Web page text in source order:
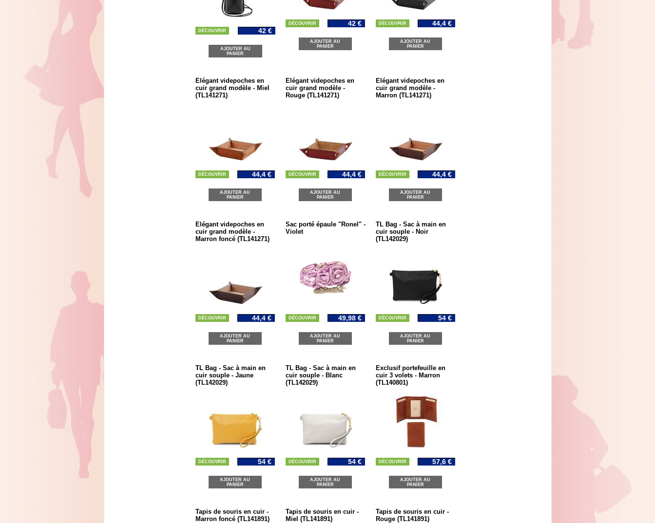
DÉCOUVRIR 42 €
AJOUTER AU
PANIER
DÉCOUVRIR 42 €
AJOUTER AU
PANIER
DÉCOUVRIR 44,4 €
AJOUTER AU
PANIER
Elégant videpoches en
cuir grand modèle - Miel
(TL141271)
DÉCOUVRIR 44,4 €
AJOUTER AU
PANIER
Elégant videpoches en
cuir grand modèle -
Rouge (TL141271)
DÉCOUVRIR 44,4 €
AJOUTER AU
PANIER
Elégant videpoches en
cuir grand modèle -
Marron (TL141271)
DÉCOUVRIR 44,4 €
AJOUTER AU
PANIER
Elégant videpoches en
cuir grand modèle -
Marron foncé (TL141271)
DÉCOUVRIR 44,4 €
AJOUTER AU
PANIER
Sac porté épaule "Ronel" -
Violet
DÉCOUVRIR 49,98 €
AJOUTER AU
PANIER
TL Bag - Sac à main en
cuir souple - Noir
(TL142029)
DÉCOUVRIR 54 €
AJOUTER AU
PANIER
TL Bag - Sac à main en
cuir souple - Jaune
(TL142029)
DÉCOUVRIR 54 €
AJOUTER AU
PANIER
TL Bag - Sac à main en
cuir souple - Blanc
(TL142029)
DÉCOUVRIR 54 €
AJOUTER AU
PANIER
Exclusif portefeuille en
cuir 3 volets - Marron
(TL140801)
DÉCOUVRIR 57,6 €
AJOUTER AU
PANIER
Tapis de souris en cuir -
Marron foncé (TL141891)
Tapis de souris en cuir -
Miel (TL141891)
Tapis de souris en cuir -
Rouge (TL141891)